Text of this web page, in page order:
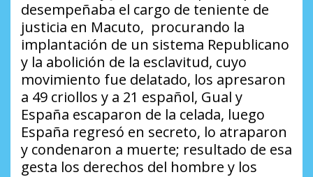
desempeñaba el cargo de teniente de
justicia en Macuto, procurando la
implantación de un sistema Republicano
y la abolición de la esclavitud, cuyo
movimiento fue delatado, los apresaron
a 49 criollos y a 21 español, Gual y
España escaparon de la celada, luego
España regresó en secreto, lo atraparon
y condenaron a muerte; resultado de esa
gesta los derechos del hombre y los